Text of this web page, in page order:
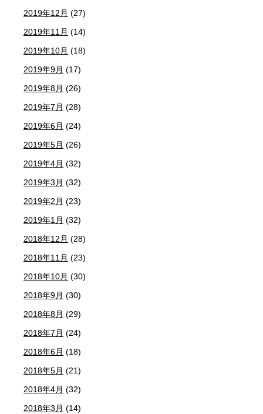
2019年12月 (27)
2019年11月 (14)
2019年10月 (18)
2019年9月 (17)
2019年8月 (26)
2019年7月 (28)
2019年6月 (24)
2019年5月 (26)
2019年4月 (32)
2019年3月 (32)
2019年2月 (23)
2019年1月 (32)
2018年12月 (28)
2018年11月 (23)
2018年10月 (30)
2018年9月 (30)
2018年8月 (29)
2018年7月 (24)
2018年6月 (18)
2018年5月 (21)
2018年4月 (32)
2018年3月 (14)